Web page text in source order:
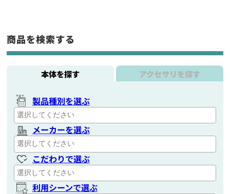
商品を検索する
本体を探す アクセサリを探す
製品種別を選ぶ
メーカーを選ぶ
こだわりで選ぶ
利用シーンで選ぶ